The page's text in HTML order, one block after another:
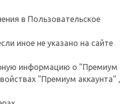
в Пользовательское
иное не указано на сайте
информацию о "Премиум
"Премиум аккаунта" ,